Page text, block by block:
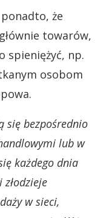
że
towarów,
spieniężyć, np.
osobom
się bezpośrednio
lub w
każdego dnia
w sieci,